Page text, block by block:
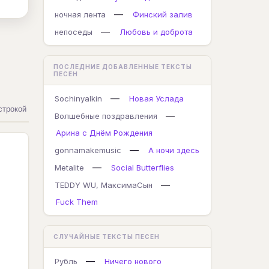
ночная лента
—
Финский залив
непоседы
— Любовь и доброта
ПОСЛЕДНИЕ ДОБАВЛЕННЫЕ ТЕКСТЫ
ПЕСЕН
Sochinyalkin —
Новая Услада
Волшебные поздравления
—
Арина с Днём Рождения
gonnamakemusic
—
А ночи здесь
Metalite
—
Social Butterflies
TEDDY WU, МаксимаСын
—
Fuck Them
СЛУЧАЙНЫЕ ТЕКСТЫ ПЕСЕН
Рубль —
Ничего нового